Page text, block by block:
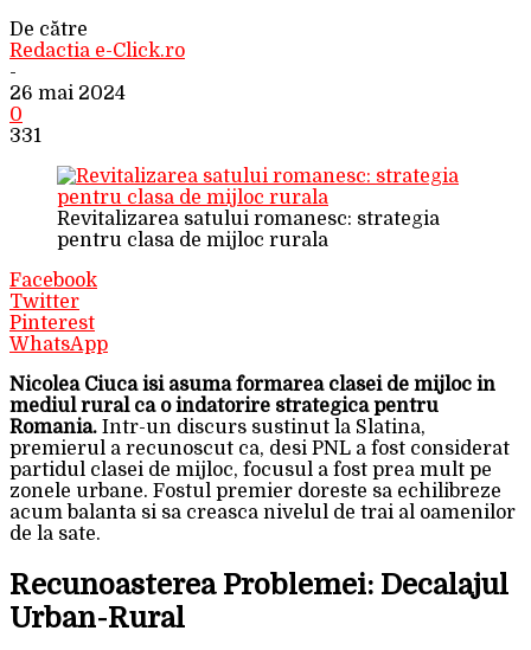
De către
Redactia e-Click.ro
-
26 mai 2024
0
331
Revitalizarea satului romanesc: strategia
pentru clasa de mijloc rurala
Facebook
Twitter
Pinterest
WhatsApp
Nicolea Ciuca isi asuma formarea clasei de mijloc in
mediul rural ca o indatorire strategica pentru
Romania. Intr-un discurs sustinut la Slatina,
premierul a recunoscut ca, desi PNL a fost considerat
partidul clasei de mijloc, focusul a fost prea mult pe
zonele urbane. Fostul premier doreste sa echilibreze
acum balanta si sa creasca nivelul de trai al oamenilor
de la sate.
Recunoasterea Problemei: Decalajul
Urban-Rural